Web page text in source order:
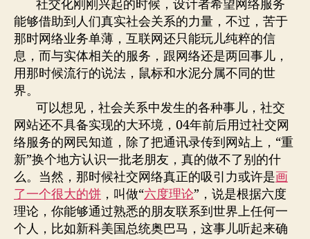
社交化刚刚兴起的时候，设计者希望网络服务
能够借助到人们真实社会关系的力量，不过，苦于
那时网络业务单薄，互联网还只能玩儿纯粹的信
息，而与实体相关的服务，跟网络还是两回事儿，
用那时候流行的说法，鼠标和水泥分属不同的世
界。
可以想见，社会关系中发生的各种事儿，社交
网站还不具备实现的大环境，04年前后用过社交网
络服务的网民知道，除了把通讯录传到网站上，“重
新”换个地方认识一批老朋友，真的做不了别的什
么。当然，那时候社交网络真正的吸引力或许是画
了一个很大的饼 ，叫做“六度理论”，说是根据六度
理论，你能够通过熟悉的朋友联系到世界上任何一
个人，比如新科美国总统奥巴马，这事儿听起来确